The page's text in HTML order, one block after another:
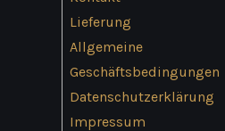
Lieferung
Allgemeine
Geschäftsbedingungen
Datenschutzerklärung
Impressum